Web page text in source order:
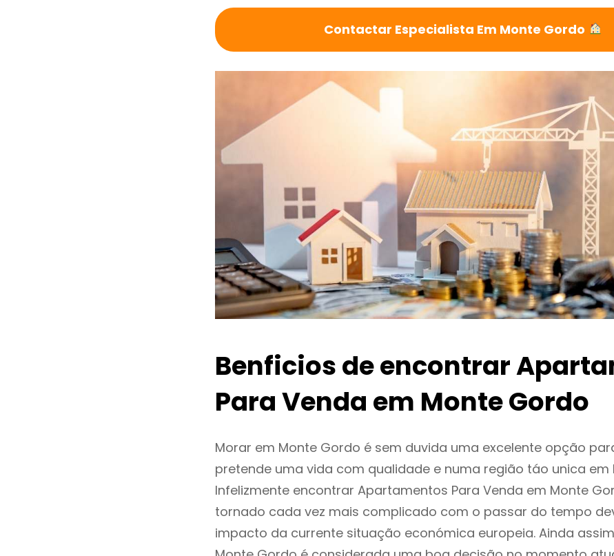
Contactar Especialista Em Monte Gordo
Benficios de encontrar
Para Venda em Monte Gordo
Morar em Monte Gordo é sem duvida uma excelente opção
pretende uma vida com qualidade e numa região táo unica em
Infelizmente encontrar Apartamentos Para Venda em Monte
tornado cada vez mais complicado com o passar do tempo
impacto da currente situação económica europeia. Ainda